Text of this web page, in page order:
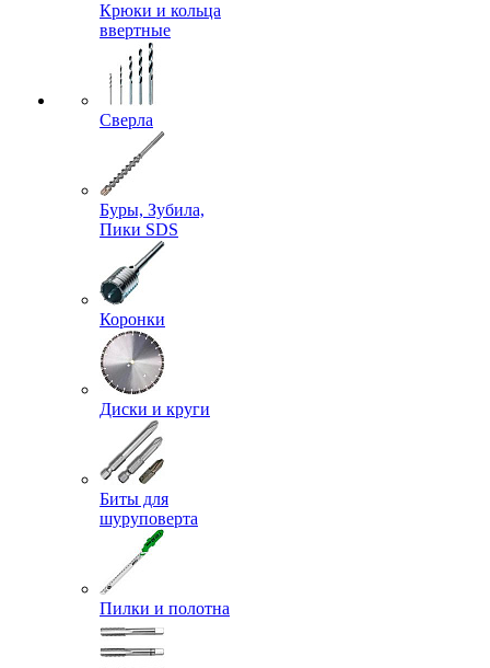
Крюки и кольца
ввертные
Сверла
Буры, Зубила,
Пики SDS
Коронки
Диски и круги
Биты для
шуруповерта
Пилки и полотна